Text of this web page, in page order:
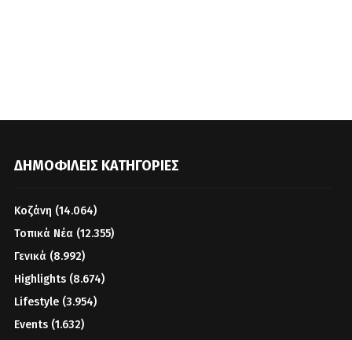
ΔΗΜΟΦΙΛΕΊΣ ΚΑΤΗΓΟΡΊΕΣ
Κοζάνη (14.064)
Τοπικά Νέα (12.355)
Γενικά (8.992)
Highlights (8.674)
Lifestyle (3.954)
Events (1.632)